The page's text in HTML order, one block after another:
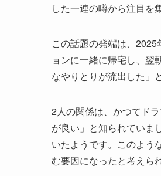
した一連の噂から注目を
この話題の発端は、
ョンに一緒に帰宅し、
なやりとりが流出した」
2人の関係は、かつてド
が良い」と知られていま
いたようです。このよう
む要因になったと考えら